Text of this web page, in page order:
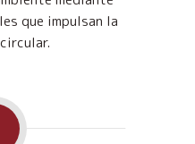
que impulsan la